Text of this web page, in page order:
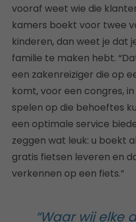
vooraf weet wie die
kamers boekt voor twee
kinderen, dan weet je dat
familie te maken hebt.
een zakenreiziger die op
komt, voor een congres,
spelen op die behoeftes
een optimale service
zeggen wat leuk: u boekt
gratis fietsen leveren en
verkennen op een fiets.”
“Waar wij elke